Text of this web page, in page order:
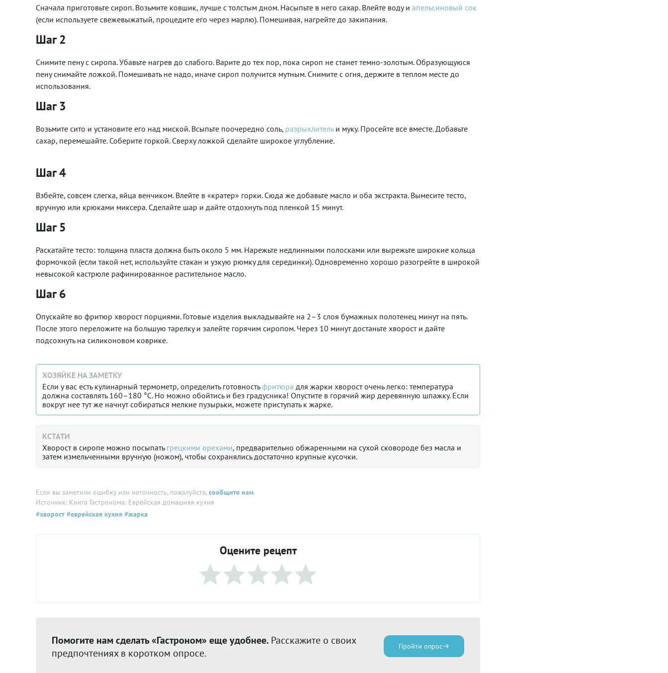
Сначала приготовьте сироп. Возьмите ковшик, лучше с толстым дном. Насыпьте в него сахар. Влейте воду и апельсиновый сок
(если используете свежевыжатый, процедите его через марлю). Помешивая, нагрейте до закипания.
Шаг 2
Снимите пену с сиропа. Убавьте нагрев до слабого. Варите до тех пор, пока сироп не станет темно-золотым. Образующуюся
пену снимайте ложкой. Помешивать не надо, иначе сироп получится мутным. Снимите с огня, держите в теплом месте до
использования.
Шаг 3
Возьмите сито и установите его над миской. Всыпьте поочередно соль, разрыхлительи муку. Просейте все вместе. Добавьте
сахар, перемешайте. Соберите горкой. Сверху ложкой сделайте широкое углубление.
Шаг 4
Взбейте, совсем слегка, яйца венчиком. Влейте в «кратер» горки. Сюда же добавьте масло и оба экстракта. Вымесите тесто,
вручную или крюками миксера. Сделайте шар и дайте отдохнуть под пленкой 15 минут.
Шаг 5
Раскатайте тесто: толщина пласта должна быть около 5 мм. Нарежьте недлинными полосками или вырежьте широкие кольца
формочкой (если такой нет, используйте стакан и узкую рюмку для серединки). Одновременно хорошо разогрейте в широкой
невысокой кастрюле рафинированное растительное масло.
Шаг 6
Опускайте во фритюр хворост порциями. Готовые изделия выкладывайте на 2–3 слоя бумажных полотенец минут на пять.
После этого переложите на большую тарелку и залейте горячим сиропом. Через 10 минут достаньте хворост и дайте
подсохнуть на силиконовом коврике.
ХОЗЯЙКЕ НА ЗАМЕТКУ
Если у вас есть кулинарный термометр, определить готовностьфритюра для жарки хворост очень легко: температура
должна составлять 160–180 °C. Но можно обойтись и без градусника! Опустите в горячий жир деревянную шпажку. Если
вокруг нее тут же начнут собираться мелкие пузырьки, можете приступать к жарке.
КСТАТИ
Хворост в сиропе можно посыпать грецкими орехами, предварительно обжаренными на сухой сковороде без масла и
затем измельченными вручную (ножом), чтобы сохранялись достаточно крупные кусочки.
Если вы заметили ошибку или неточность, пожалуйста,сообщите нам.
Источник: Книга Гастронома: Еврейская домашняя кухня
#хворост #еврейская кухня #жарка
Оцените рецепт
Помогите нам сделать «Гастроном» еще удобнее. Расскажите о своих
предпочтениях в коротком опросе.
Пройти опрос